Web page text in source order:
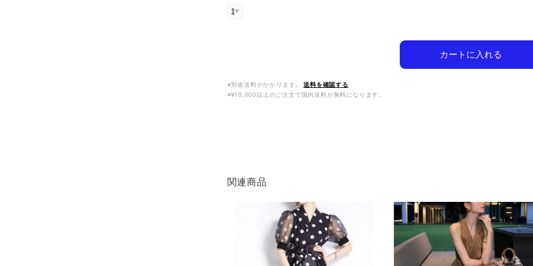
カートに入れる
※別途送料がかかります。
送料を確認する
※¥10,000以上のご注文で国内送料が無料になります。
関連商品